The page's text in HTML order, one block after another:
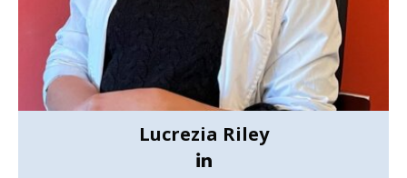
Lucrezia Riley